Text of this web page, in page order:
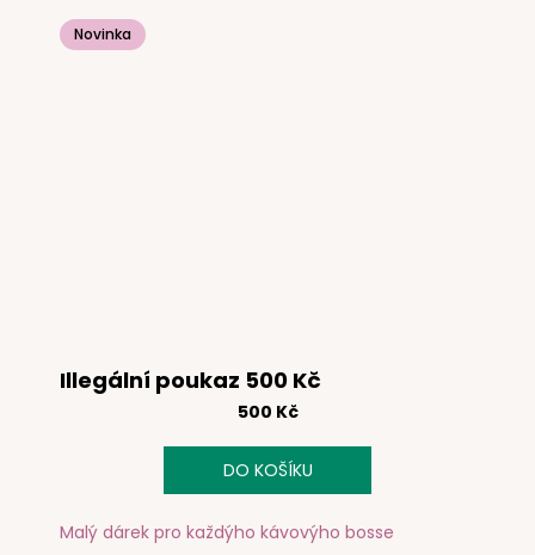
Novinka
Illegální poukaz 500 Kč
500 Kč
DO KOŠÍKU
Malý dárek pro každýho kávovýho bosse